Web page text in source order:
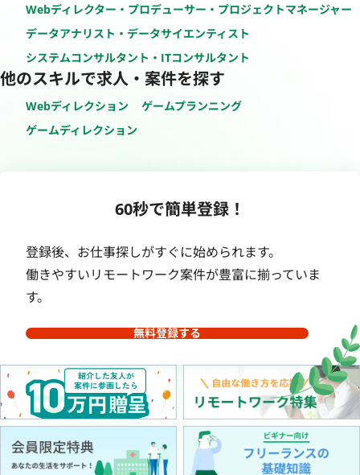
Webディレクター・プロデューサー・プロジェクトマネージャー
データアナリスト・データサイエンティスト
システムコンサルタント・ITコンサルタント
他のスキルで求人・案件を探す
Webディレクション
ゲームプランニング
ゲームディレクション
60秒で簡単登録！
登録後、お仕事探しがすぐに始められます。
働きやすいリモートワーク案件が豊富に揃っていま
す。
無料登録する